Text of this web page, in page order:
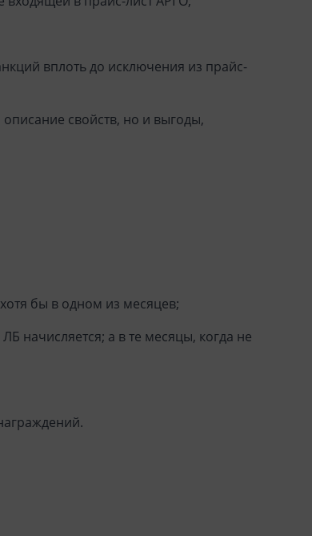
вплоть до исключения из прайс-
свойств, но и выгоды,
бы в одном из месяцев;
начисляется; а в те месяцы, когда не